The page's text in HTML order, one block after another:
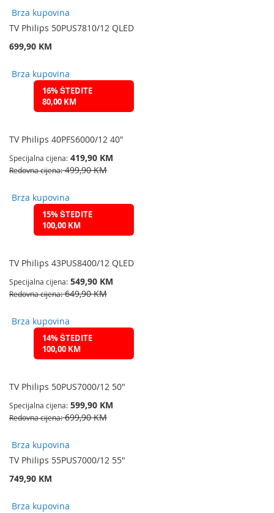
Brza kupovina
TV Philips 50PUS7810/12 QLED
699,90 KM
Brza kupovina
16% ŠTEDITE
80,00 KM
TV Philips 40PFS6000/12 40"
Specijalna cijena 419,90 KM
Redovna cijena 499,90 KM
Brza kupovina
15% ŠTEDITE
100,00 KM
TV Philips 43PUS8400/12 QLED
Specijalna cijena 549,90 KM
Redovna cijena 649,90 KM
Brza kupovina
14% ŠTEDITE
100,00 KM
TV Philips 50PUS7000/12 50"
Specijalna cijena 599,90 KM
Redovna cijena 699,90 KM
Brza kupovina
TV Philips 55PUS7000/12 55"
749,90 KM
Brza kupovina